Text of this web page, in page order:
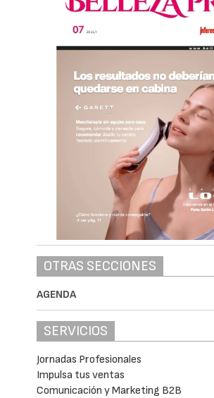
OTRAS SECCIONES
AGENDA
SERVICIOS
Jornadas Profesionales
Impulsa tus ventas
Comunicación y Marketing B2B